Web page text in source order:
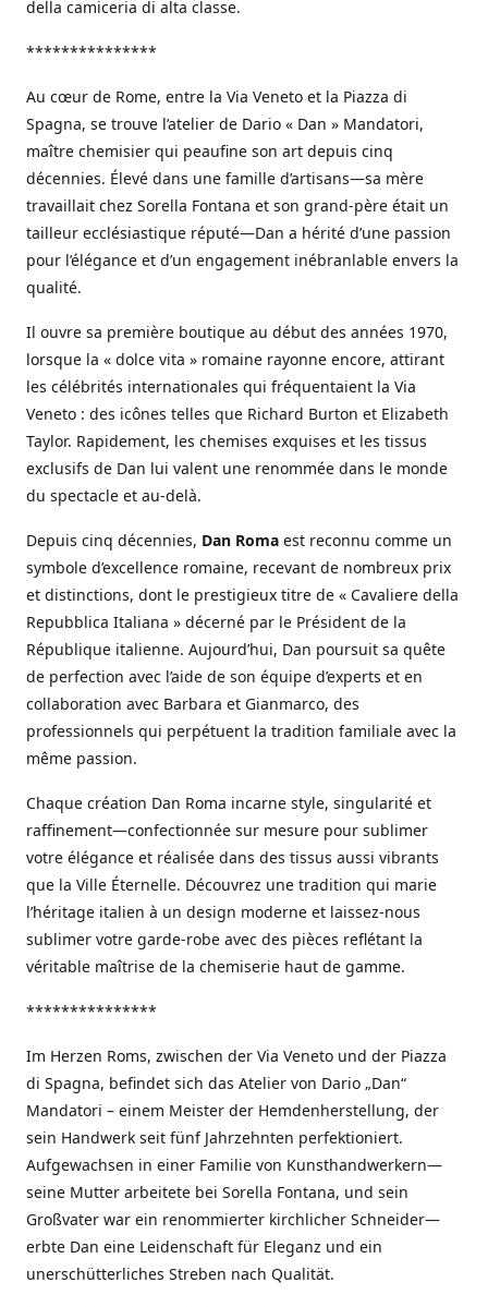
della camiceria di alta classe.
***************
Au cœur de Rome, entre la Via Veneto et la Piazza di
Spagna, se trouve l’atelier de Dario « Dan » Mandatori,
maître chemisier qui peaufine son art depuis cinq
décennies. Élevé dans une famille d’artisans—sa mère
travaillait chez Sorella Fontana et son grand-père était un
tailleur ecclésiastique réputé—Dan a hérité d’une passion
pour l’élégance et d’un engagement inébranlable envers la
qualité.
Il ouvre sa première boutique au début des années 1970,
lorsque la « dolce vita » romaine rayonne encore, attirant
les célébrités internationales qui fréquentaient la Via
Veneto : des icônes telles que Richard Burton et Elizabeth
Taylor. Rapidement, les chemises exquises et les tissus
exclusifs de Dan lui valent une renommée dans le monde
du spectacle et au-delà.
Depuis cinq décennies, Dan Roma est reconnu comme un
symbole d’excellence romaine, recevant de nombreux prix
et distinctions, dont le prestigieux titre de « Cavaliere della
Repubblica Italiana » décerné par le Président de la
République italienne. Aujourd’hui, Dan poursuit sa quête
de perfection avec l’aide de son équipe d’experts et en
collaboration avec Barbara et Gianmarco, des
professionnels qui perpétuent la tradition familiale avec la
même passion.
Chaque création Dan Roma incarne style, singularité et
raffinement—confectionnée sur mesure pour sublimer
votre élégance et réalisée dans des tissus aussi vibrants
que la Ville Éternelle. Découvrez une tradition qui marie
l’héritage italien à un design moderne et laissez-nous
sublimer votre garde-robe avec des pièces reflétant la
véritable maîtrise de la chemiserie haut de gamme.
***************
Im Herzen Roms, zwischen der Via Veneto und der Piazza
di Spagna, befindet sich das Atelier von Dario „Dan“
Mandatori – einem Meister der Hemdenherstellung, der
sein Handwerk seit fünf Jahrzehnten perfektioniert.
Aufgewachsen in einer Familie von Kunsthandwerkern—
seine Mutter arbeitete bei Sorella Fontana, und sein
Großvater war ein renommierter kirchlicher Schneider—
erbte Dan eine Leidenschaft für Eleganz und ein
unerschütterliches Streben nach Qualität.